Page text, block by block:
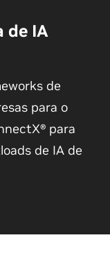
de IA
de
para o
para
de IA de